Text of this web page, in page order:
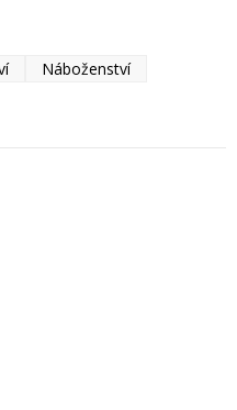
Náboženství